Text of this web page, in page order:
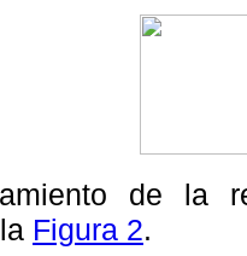
de la
Figura 2.